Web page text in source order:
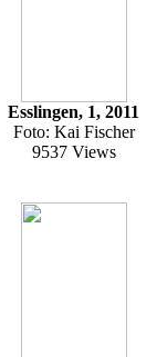
Esslingen, 1, 2011
Foto: Kai Fischer
9537 Views